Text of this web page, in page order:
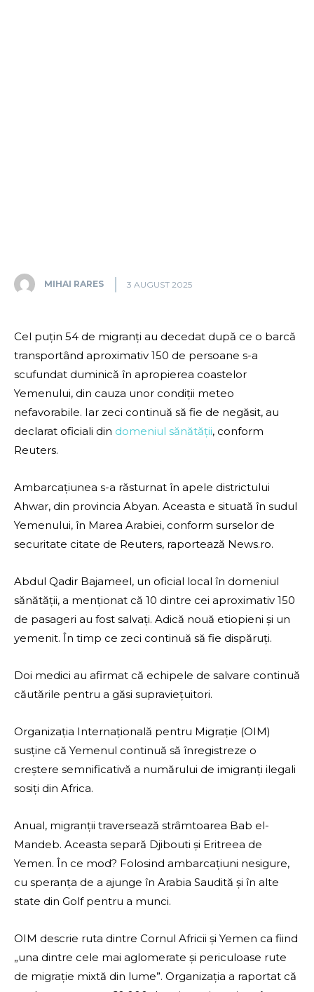
MIHAI RARES 3 AUGUST 2025
Cel puțin 54 de migranți au decedat după ce o barcă
transportând aproximativ 150 de persoane s-a
scufundat duminică în apropierea coastelor
Yemenului, din cauza unor condiții meteo
nefavorabile. Iar zeci continuă să fie de negăsit, au
declarat oficiali din domeniul sănătății, conform
Reuters.
Ambarcațiunea s-a răsturnat în apele districtului
Ahwar, din provincia Abyan. Aceasta e situată în sudul
Yemenului, în Marea Arabiei, conform surselor de
securitate citate de Reuters, raportează News.ro.
Abdul Qadir Bajameel, un oficial local în domeniul
sănătății, a menționat că 10 dintre cei aproximativ 150
de pasageri au fost salvați. Adică nouă etiopieni și un
yemenit. În timp ce zeci continuă să fie dispăruți.
Doi medici au afirmat că echipele de salvare continuă
căutările pentru a găsi supraviețuitori.
Organizația Internațională pentru Migrație (OIM)
susține că Yemenul continuă să înregistreze o
creștere semnificativă a numărului de imigranți ilegali
sosiți din Africa.
Anual, migranții traversează strâmtoarea Bab el-
Mandeb. Aceasta separă Djibouti și Eritreea de
Yemen. În ce mod? Folosind ambarcațiuni nesigure,
cu speranța de a ajunge în Arabia Saudită și în alte
state din Golf pentru a munci.
OIM descrie ruta dintre Cornul Africii și Yemen ca fiind
„una dintre cele mai aglomerate și periculoase rute
de migrație mixtă din lume”. Organizația a raportat că